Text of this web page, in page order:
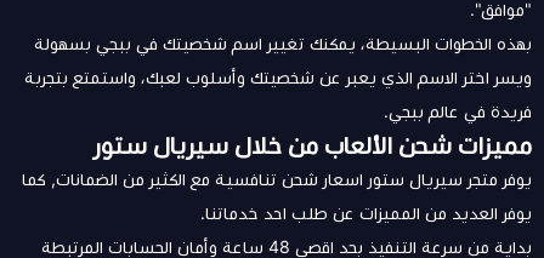
"موافق".
بهذه الخطوات البسيطة، يمكنك تغيير اسم شخصيتك في ببجي بسهولة
ويسر اختر الاسم الذي يعبر عن شخصيتك وأسلوب لعبك، واستمتع بتجربة
فريدة في عالم ببجي.
مميزات شحن الألعاب من خلال سيريال ستور
يوفر متجر سيريال ستور اسعار شحن تنافسية مع الكثير من الضمانات, كما
يوفر العديد من المميزات عن طلب احد خدماتنا.
بداية من سرعة التنفيذ بحد اقصى 48 ساعة وأمان الحسابات المرتبطة